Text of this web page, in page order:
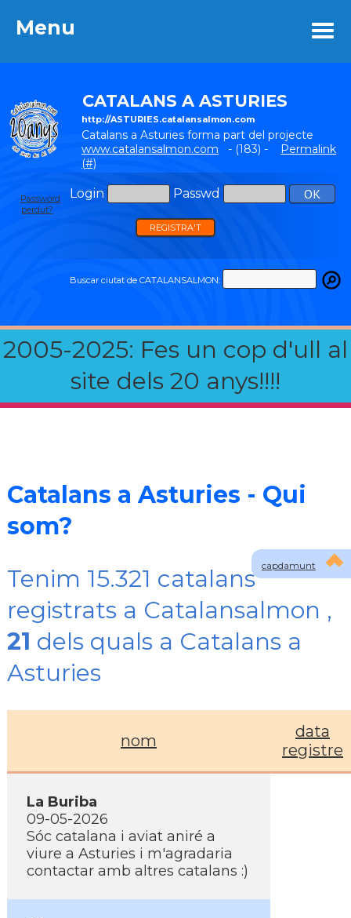
Menu
CATALANS A ASTURIES
http://ASTURIES.catalansalmon.com
Catalans a Asturies forma part del projecte
www.catalansalmon.com - (183) - Permalink
(#)
Login Passwd
Password
perdut?
REGISTRA'T
Buscar ciutat de CATALANSALMON:
2005-2025: Fes un cop d'ull al
site dels 20 anys!!!!
Menu
capdamunt
Catalans a Asturies - Qui
som?
Tenim 15.321 catalans
registrats a Catalansalmon ,
21 dels quals a Catalans a
Asturies
nom
data
registre
La Buriba
09-05-2026
Sóc catalana i aviat aniré a
viure a Asturies i m'agradaria
contactar amb altres catalans :)